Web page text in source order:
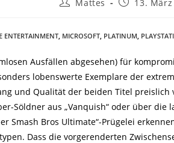
Mattes 13.
ENTERTAINMENT MICROSOFT PLATINUM
Ausfällen abgesehen) für
lobenswerte Exemplare der
und Qualität der beiden Titel
Söldner aus „Vanquish“ oder über
Smash Bros Ultimate“-Prügelei
Dass die vorgerenderten